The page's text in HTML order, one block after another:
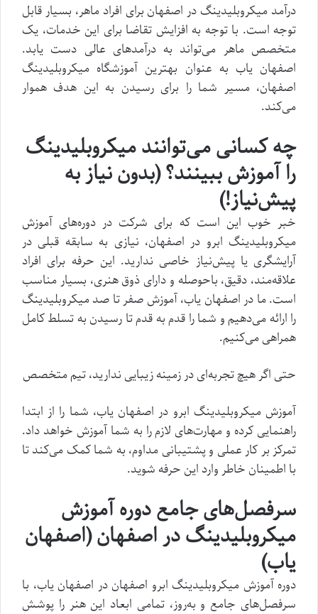
درآمد میکروبلیدینگ در اصفهان برای افراد ماهر، بسیار قابل
توجه است. با توجه به افزایش تقاضا برای این خدمات، یک
متخصص ماهر می‌تواند به درآمدهای عالی دست یابد.
اصفهان یاب به عنوان بهترین آموزشگاه میکروبلیدینگ
اصفهان، مسیر شما را برای رسیدن به این هدف هموار
می‌کند.
چه کسانی می‌توانند میکروبلیدینگ
را آموزش ببینند؟ (بدون نیاز به
پیش‌نیاز!)
خبر خوب این است که برای شرکت در دوره‌های آموزش
میکروبلیدینگ ابرو در اصفهان، نیازی به سابقه قبلی در
آرایشگری یا پیش‌نیاز خاصی ندارید. این حرفه برای افراد
علاقه‌مند، دقیق، باحوصله و دارای ذوق هنری، بسیار مناسب
است. ما در اصفهان یاب، آموزش صفر تا صد میکروبلیدینگ
را ارائه می‌دهیم و شما را قدم به قدم تا رسیدن به تسلط کامل
همراهی می‌کنیم.
حتی اگر هیچ تجربه‌ای در زمینه زیبایی ندارید، تیم متخصص
آموزش میکروبلیدینگ ابرو در اصفهان یاب، شما را از ابتدا
راهنمایی کرده و مهارت‌های لازم را به شما آموزش خواهد داد.
تمرکز بر کار عملی و پشتیبانی مداوم، به شما کمک می‌کند تا
با اطمینان خاطر وارد این حرفه شوید.
سرفصل‌های جامع دوره آموزش
میکروبلیدینگ در اصفهان (اصفهان
یاب)
دوره آموزش میکروبلیدینگ ابرو اصفهان در اصفهان یاب، با
سرفصل‌های جامع و به‌روز، تمامی ابعاد این هنر را پوشش